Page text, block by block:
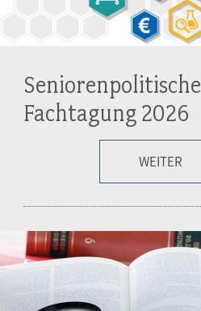
Seniorenpolitische
Fachtagung 2026
WEITER